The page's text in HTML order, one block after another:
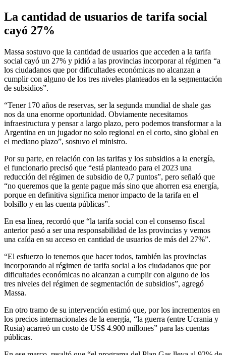
La cantidad de usuarios de tarifa social
cayó 27%
Massa sostuvo que la cantidad de usuarios que acceden a la tarifa
social cayó un 27% y pidió a las provincias incorporar al régimen “a
los ciudadanos que por dificultades económicas no alcanzan a
cumplir con alguno de los tres niveles planteados en la segmentación
de subsidios”.
“Tener 170 años de reservas, ser la segunda mundial de shale gas
nos da una enorme oportunidad. Obviamente necesitamos
infraestructura y pensar a largo plazo, pero podemos transformar a la
Argentina en un jugador no solo regional en el corto, sino global en
el mediano plazo”, sostuvo el ministro.
Por su parte, en relación con las tarifas y los subsidios a la energía,
el funcionario precisó que “está planteado para el 2023 una
reducción del régimen de subsidio de 0,7 puntos”, pero señaló que
“no queremos que la gente pague más sino que ahorren esa energía,
porque en definitiva significa menor impacto de la tarifa en el
bolsillo y en las cuenta públicas”.
En esa línea, recordó que “la tarifa social con el consenso fiscal
anterior pasó a ser una responsabilidad de las provincias y vemos
una caída en su acceso en cantidad de usuarios de más del 27%”.
“El esfuerzo lo tenemos que hacer todos, también las provincias
incorporando al régimen de tarifa social a los ciudadanos que por
dificultades económicas no alcanzan a cumplir con alguno de los
tres niveles del régimen de segmentación de subsidios”, agregó
Massa.
En otro tramo de su intervención estimó que, por los incrementos en
los precios internacionales de la energía, “la guerra (entre Ucrania y
Rusia) acarreó un costo de US$ 4.900 millones” para las cuentas
públicas.